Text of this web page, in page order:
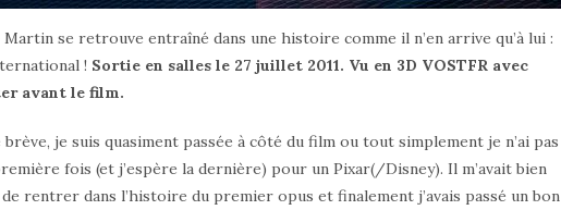
se retrouve entraîné dans une histoire comme il n’en arrive qu’à lui :
! Sortie en salles le 27 juillet 2011. Vu en 3D VOSTFR avec
avant le film.
je suis quasiment passée à côté du film ou tout simplement je n’ai pas
fois (et j’espère la dernière) pour un Pixar(/Disney). Il m’avait bien
rentrer dans l’histoire du premier opus et finalement j’avais passé un bon